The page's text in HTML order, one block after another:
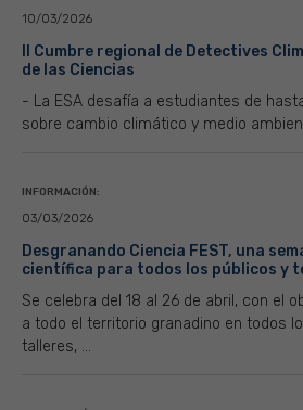
10/03/2026
II Cumbre regional de Detectives
de las Ciencias
- La ESA desafía a estudiantes de
sobre cambio climático y medio
INFORMACIÓN:
03/03/2026
Desgranando Ciencia FEST, una
científica para todos los públicos y
Se celebra del 18 al 26 de abril, con el
a todo el territorio granadino en todos
talleres, ...